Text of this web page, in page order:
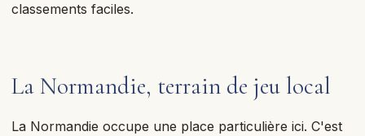
classements faciles.
La Normandie, terrain de jeu local
La Normandie occupe une place particulière ici. C'est